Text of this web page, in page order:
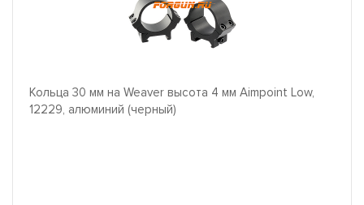
Кольца 30 мм на Weaver высота 4 мм Aimpoint Low,
12229, алюминий (черный)